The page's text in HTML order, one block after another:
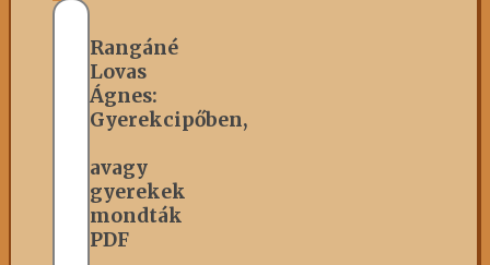
Rangáné
Lovas
Ágnes:
Gyerekcipőben,
avagy
gyerekek
mondták
PDF